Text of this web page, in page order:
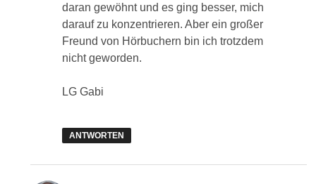
daran gewöhnt und es ging besser, mich
darauf zu konzentrieren. Aber ein großer
Freund von Hörbuchern bin ich trotzdem
nicht geworden.
LG Gabi
ANTWORTEN